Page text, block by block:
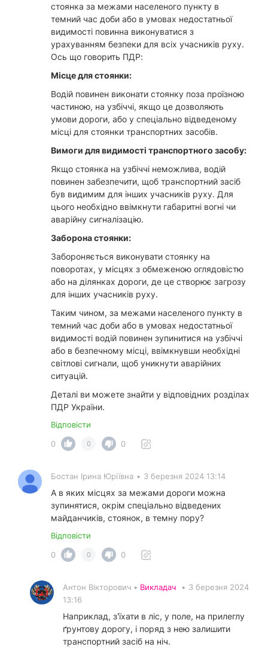
стоянка за межами населеного пункту в
темний час доби або в умовах недостатньої
видимості повинна виконуватися з
урахуванням безпеки для всіх учасників руху.
Ось що говорить ПДР:
Місце для стоянки:
Водій повинен виконати стоянку поза проїзною
частиною, на узбіччі, якщо це дозволяють
умови дороги, або у спеціально відведеному
місці для стоянки транспортних засобів.
Вимоги для видимості транспортного засобу:
Якщо стоянка на узбіччі неможлива, водій
повинен забезпечити, щоб транспортний засіб
був видимим для інших учасників руху. Для
цього необхідно ввімкнути габаритні вогні чи
аварійну сигналізацію.
Заборона стоянки:
Забороняється виконувати стоянку на
поворотах, у місцях з обмеженою оглядовістю
або на ділянках дороги, де це створює загрозу
для інших учасників руху.
Таким чином, за межами населеного пункту в
темний час доби або в умовах недостатньої
видимості водій повинен зупинитися на узбіччі
або в безпечному місці, ввімкнувши необхідні
світлові сигнали, щоб уникнути аварійних
ситуацій.
Деталі ви можете знайти у відповідних розділах
ПДР України.
Відповісти
0
0 0
Бостан Ірина Юріївна • 3 березня 2024 13:14
А в яких місцях за межами дороги можна
зупинятися, окрім спеціально відведених
майданчиків, стоянок, в темну пору?
Відповісти
0
0 0
Антон Вікторович • Викладач • 3 березня 2024
13:16
Наприклад, з'їхати в ліс, у поле, на прилеглу
ґрунтову дорогу, і поряд з нею залишити
транспортний засіб на ніч.